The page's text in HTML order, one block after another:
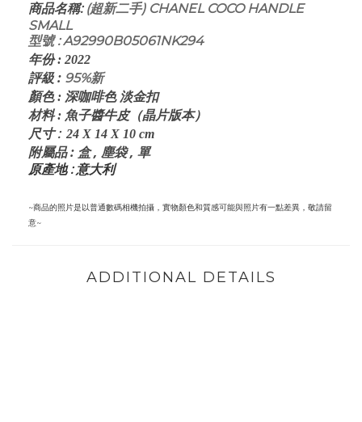
商品名稱:(超新二手) CHANEL COCO HANDLE
SMALL
型號 : A92990B05061NK294
年份: 2022
評級: 95%新
顏色: 深咖啡色 淡金扣
材料: 魚子醬牛皮（晶片版本）
尺寸: 24 X 14 X 10 cm
附屬品: 盒 , 塵袋 , 單
原產地 : 意大利
~商品的照片是以普通數碼相機拍攝，實物顏色和質感可能與照片有一點差異，敬請留
意~
ADDITIONAL DETAILS